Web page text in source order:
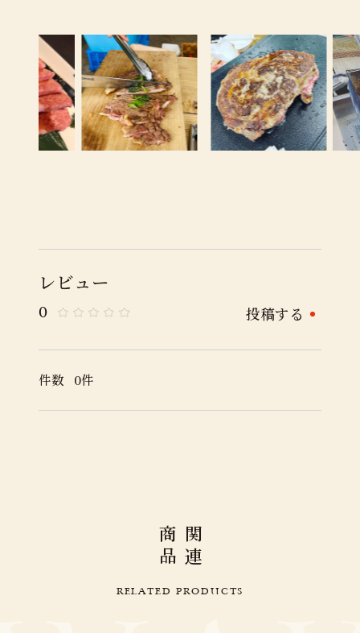
レビュー
0 投稿する
件数 0件
関
連
商
品
RELATED PROD UCTS